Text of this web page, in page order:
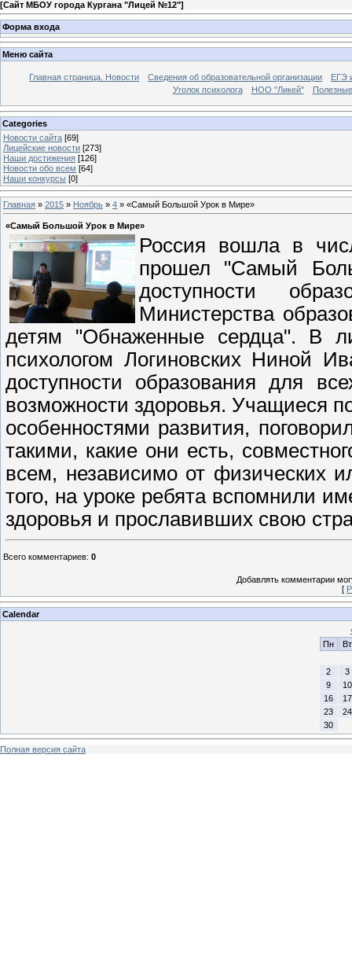
[Сайт МБОУ города Кургана "Лицей №12"]
Форма входа
Меню сайта
Главная страница. Новости Сведения об образовательной организации
ЕГЭ
Уголок психолога
НОО "Ликей"
Categories
Новости сайта [69]
Лицейские новости [273]
Наши достижения [126]
Новости обо всем [64]
Наши конкурсы [0]
Главная » 2015 » Ноябрь » 4 » «Самый Большой Урок в Мире»
«Самый Большой Урок в Мире»
Россия вошла в
прошел "Самый
доступности
Министерства
детям "Обнаженные сердца". В
психологом Логиновских Ниной
доступности образования для
возможности здоровья. Учащиеся
особенностями развития,
такими, какие они есть,
всем, независимо от физических
того, на уроке ребята вспомнили
здоровья и прославивших свою
Всего комментариев: 0
Добавлять комментарии
[
Calendar
Пн
Вт
2
3
9
10
16
17
23
24
30
Полная версия сайта